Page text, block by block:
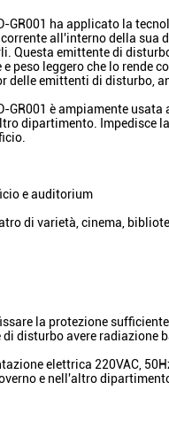
GR001 ha applicato la
all'interno della sua
Questa emittente di
peso leggero che lo rende
emittenti di disturbo,
è ampiamente
dipartimento. Impedisce
e auditorium
di varietà, cinema,
la protezione
disturbo avere radiazione
elettrica 220VAC,
e nell'altro